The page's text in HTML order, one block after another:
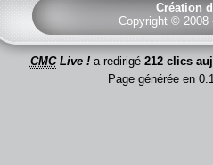
Création
Copyright © 2008
CMCLive !a redirigé 212 clics
Page générée en